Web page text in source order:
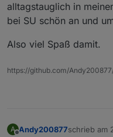
alltagstauglich in
bei SU schön an und
Also viel Spaß damit.
https://github.com/
A Andy200877schrieb am
zuletzt